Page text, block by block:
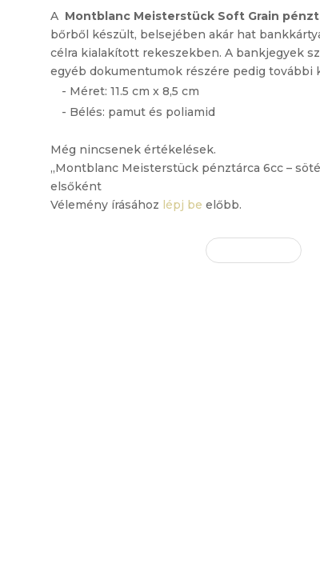
A Montblanc Meisterstück Soft Grain
bőrből készült, belsejében akár hat
célra kialakított rekeszekben. A bankjegyek
egyéb dokumentumok részére pedig további
- Méret: 11.5 cm x 8,5 cm
- Bélés: pamut és poliamid
Még nincsenek értékelések.
„Montblanc Meisterstück pénztárca 6cc –
elsőként
Vélemény írásához lépj be előbb.